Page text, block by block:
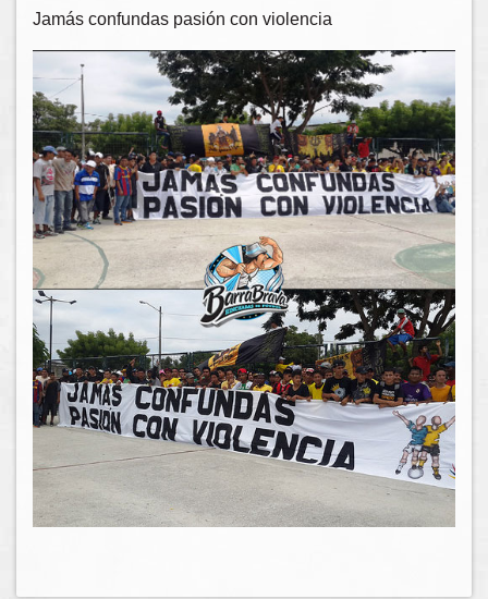
Jamás confundas pasión con violencia